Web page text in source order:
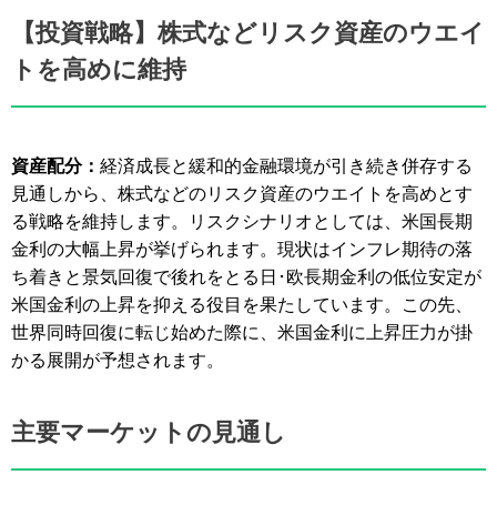
【投資戦略】株式などリスク資産のウエイ
トを高めに維持
資産配分： 経済成長と緩和的金融環境が引き続き併存する
見通しから、株式などのリスク資産のウエイトを高めとす
る戦略を維持します。リスクシナリオとしては、米国長期
金利の大幅上昇が挙げられます。現状はインフレ期待の落
ち着きと景気回復で後れをとる日･欧長期金利の低位安定が
米国金利の上昇を抑える役目を果たしています。この先、
世界同時回復に転じ始めた際に、米国金利に上昇圧力が掛
かる展開が予想されます。
主要マーケットの見通し